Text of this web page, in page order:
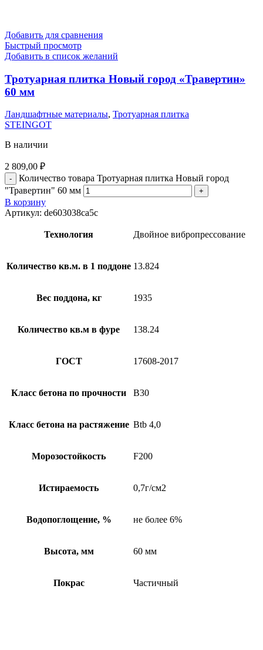
Добавить для сравнения
Быстрый просмотр
Добавить в список желаний
Тротуарная плитка Новый город «Травертин»
60 мм
Ландшафтные материалы, Тротуарная плитка
STEINGOT
В наличии
2 809,00 ₽
Количество товара Тротуарная плитка Новый город
"Травертин" 60 мм
В корзину
Артикул: de603038ca5c
Технология Двойное вибропрессование
Количество кв.м. в 1 поддоне 13.824
Вес поддона, кг 1935
Количество кв.м в фуре 138.24
ГОСТ 17608-2017
Класс бетона по прочности B30
Класс бетона на растяжение Btb 4,0
Морозостойкость F200
Истираемость 0,7г/см2
Водопоглощение, % не более 6%
Высота, мм 60 мм
Покрас Частичный